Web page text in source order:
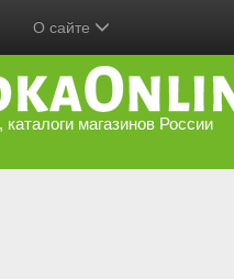
О сайте
магазинов России